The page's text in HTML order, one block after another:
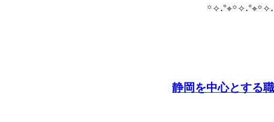
静岡を中心とする